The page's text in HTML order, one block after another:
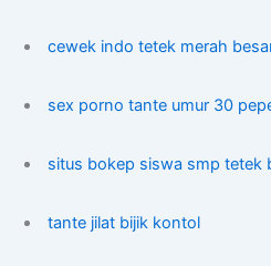
cewek indo tetek merah
sex porno tante umur 30
situs bokep siswa smp tetek
tante jilat bijik kontol